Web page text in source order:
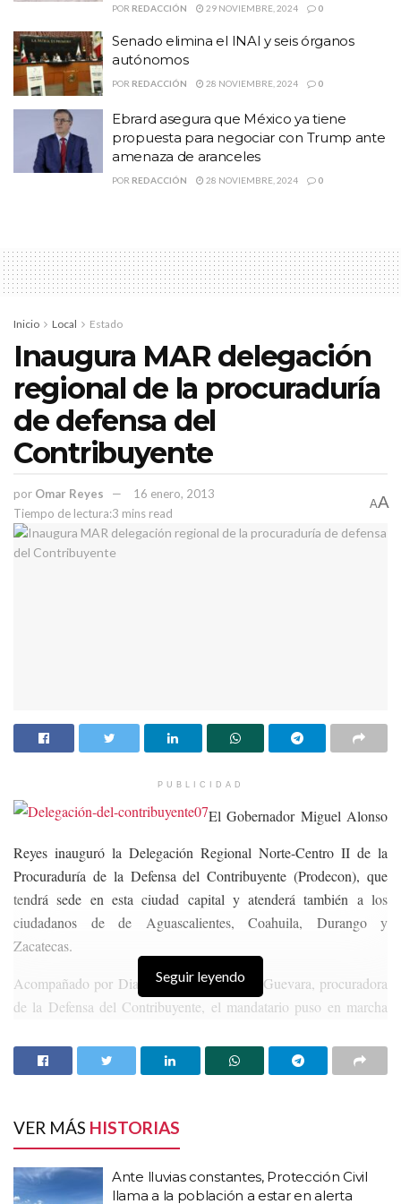
inicia con un “Manifiesto Zapatista-Anonymous”.
Temas: Lo Mas Destacado
POR REDACCIÓN 29 NOVIEMBRE, 2024 0
Senado elimina el INAI y seis órganos
autónomos
POR REDACCIÓN 28 NOVIEMBRE, 2024 0
Ebrard asegura que México ya tiene
propuesta para negociar con Trump ante
amenaza de aranceles
POR REDACCIÓN 28 NOVIEMBRE, 2024 0
Inicio Local Estado
Inaugura MAR delegación
regional de la procuraduría
de defensa del
Contribuyente
por Omar Reyes
16 enero, 2013
Tiempo de lectura:3 mins read
AA
PUBLICIDAD
El Gobernador Miguel Alonso
Reyes inauguró la Delegación Regional Norte-Centro II de la
Procuraduría de la Defensa del Contribuyente (Prodecon), que
tendrá sede en esta ciudad capital y atenderá también a los
ciudadanos de de Aguascalientes, Coahuila, Durango y
Zacatecas.
Acompañado por Diana Bernal Ladrón de Guevara, procuradora
de la Defensa del Contribuyente, el mandatario puso en marcha
información en materia fiscal.
Seguirán los chubascos y lluvias en Zacatecas,
Seguir leyendo
VER MÁS HISTORIAS
Ante lluvias constantes, Protección Civil
llama a la población a estar en alerta